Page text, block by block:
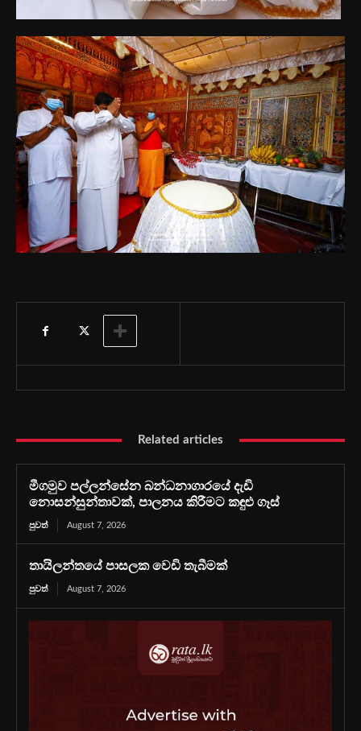
Related articles
මීගමුව පල්ලන්සේන බන්ධනාගාරයේ දැඩි
නොසන්සුන්තාවක්, පාලනය කිරීමට කඳුළු ගෑස්
පුවත් August 7, 2026
තායිලන්තයේ පාසලක වෙඩි තැබීමක්
පුවත් August 7, 2026